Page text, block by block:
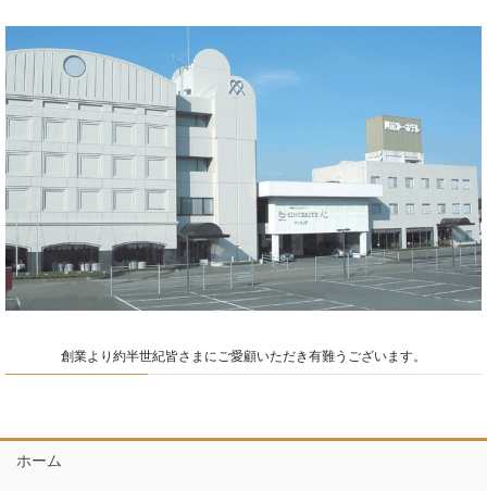
創業より約半世紀皆さまにご愛顧いただき有難うございます。
ホーム